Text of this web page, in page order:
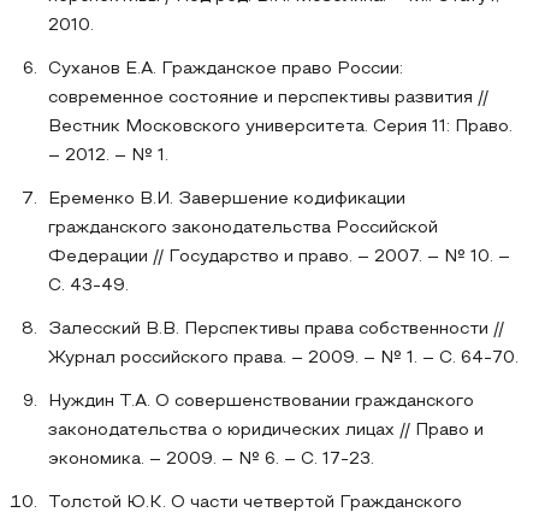
2010.
Суханов Е.А. Гражданское право России:
современное состояние и перспективы развития //
Вестник Московского университета. Серия 11: Право.
– 2012. – № 1.
Еременко В.И. Завершение кодификации
гражданского законодательства Российской
Федерации // Государство и право. – 2007. – № 10. –
С. 43-49.
Залесский В.В. Перспективы права собственности //
Журнал российского права. – 2009. – № 1. – С. 64-70.
Нуждин Т.А. О совершенствовании гражданского
законодательства о юридических лицах // Право и
экономика. – 2009. – № 6. – С. 17-23.
Толстой Ю.К. О части четвертой Гражданского